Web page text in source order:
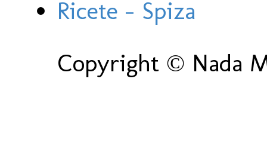
Ricete - Spiza
Copyright © Nada